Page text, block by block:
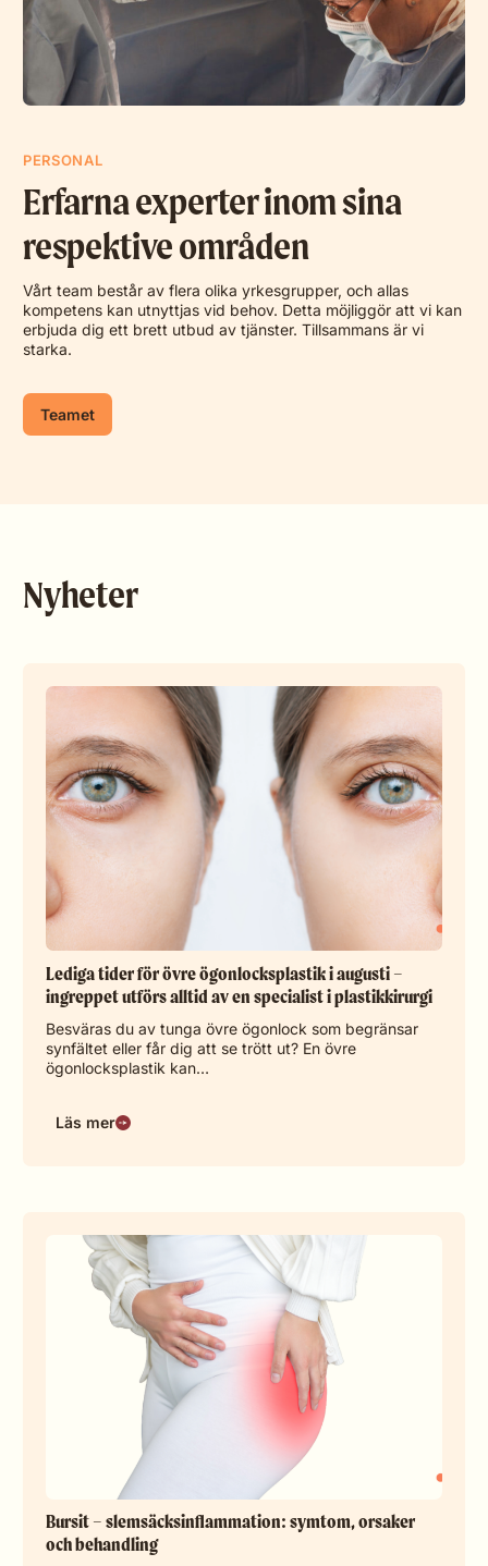
PERSONAL
Erfarna experter inom sina
respektive områden
Vårt team består av flera olika yrkesgrupper, och allas
kompetens kan utnyttjas vid behov. Detta möjliggör att vi kan
erbjuda dig ett brett utbud av tjänster. Tillsammans är vi
starka.
Teamet
Nyheter
Lediga tider för övre ögonlocksplastik i augusti –
ingreppet utförs alltid av en specialist i plastikkirurgi
Besväras du av tunga övre ögonlock som begränsar
synfältet eller får dig att se trött ut? En övre
ögonlocksplastik kan…
Läs mer
Bursit – slemsäcksinflammation: symtom, orsaker
och behandling